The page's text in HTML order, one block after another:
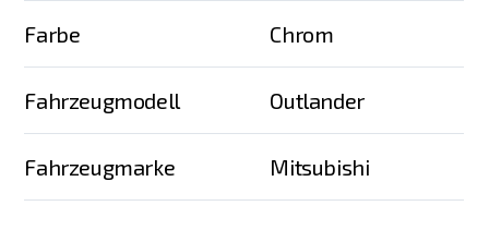
Farbe Chrom
Fahrzeugmodell Outlander
Fahrzeugmarke Mitsubishi